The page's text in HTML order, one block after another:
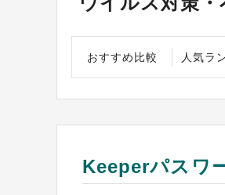
おすすめ比較 人気ラ
Keeperパスワ